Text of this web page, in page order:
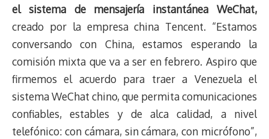
el sistema de mensajería instantánea WeChat,
creado por la empresa china Tencent. “Estamos
conversando con China, estamos esperando la
comisión mixta que va a ser en febrero. Aspiro que
firmemos el acuerdo para traer a Venezuela el
sistema WeChat chino, que permita comunicaciones
confiables, estables y de alca calidad, a nivel
telefónico: con cámara, sin cámara, con micrófono”,